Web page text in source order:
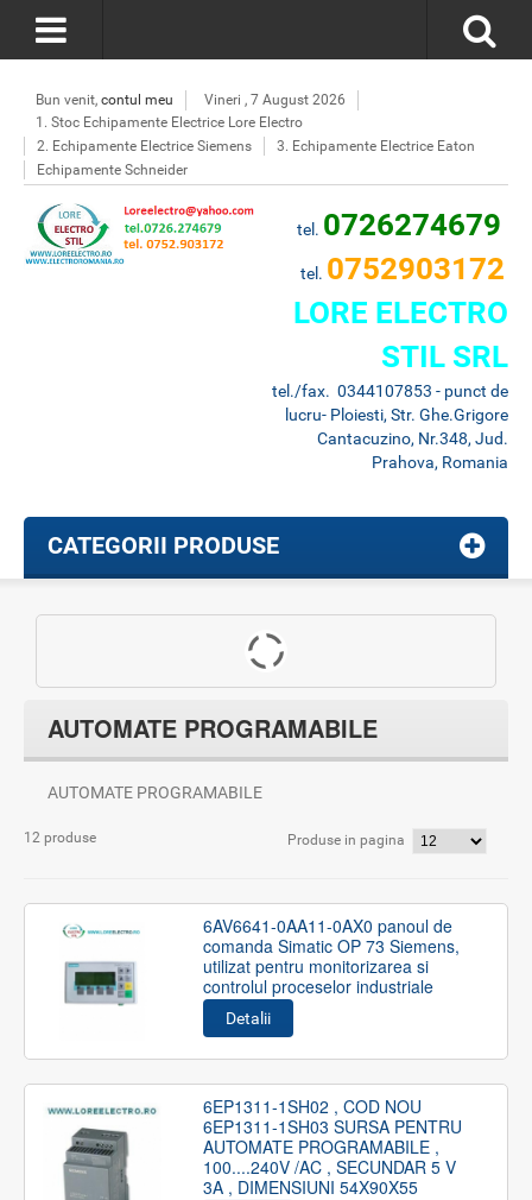
Bun venit, contul meu
Vineri , 7 August 2026
1. Stoc Echipamente Electrice Lore Electro
2. Echipamente Electrice Siemens
3. Echipamente Electrice Eaton
Echipamente Schneider
tel. 0726274679
tel. 0752903172
LORE ELECTRO
STIL SRL
tel./fax. 0344107853 - punct de
lucru- Ploiesti, Str. Ghe.Grigore
Cantacuzino, Nr.348, Jud.
Prahova, Romania
CATEGORII PRODUSE
AUTOMATE PROGRAMABILE
AUTOMATE PROGRAMABILE
12 produse Produse in pagina
6AV6641-0AA11-0AX0 panoul de
comanda Simatic OP 73 Siemens,
utilizat pentru monitorizarea si
controlul proceselor industriale
Detalii
6EP1311-1SH02 , COD NOU
6EP1311-1SH03 SURSA PENTRU
AUTOMATE PROGRAMABILE ,
100....240V /AC , SECUNDAR 5 V
3A , DIMENSIUNI 54X90X55